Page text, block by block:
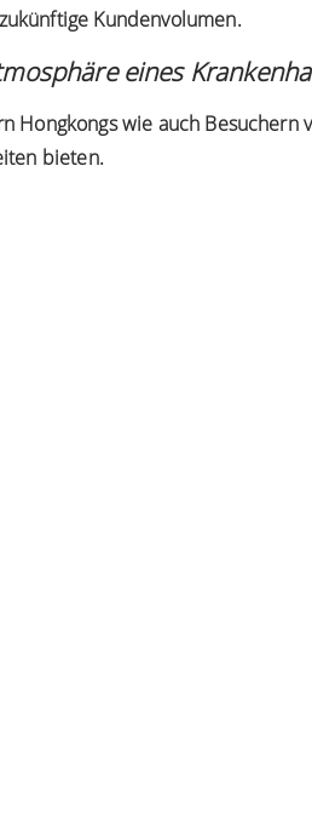
Kundenvolumen.
eines
Hongkongs wie auch
bieten.